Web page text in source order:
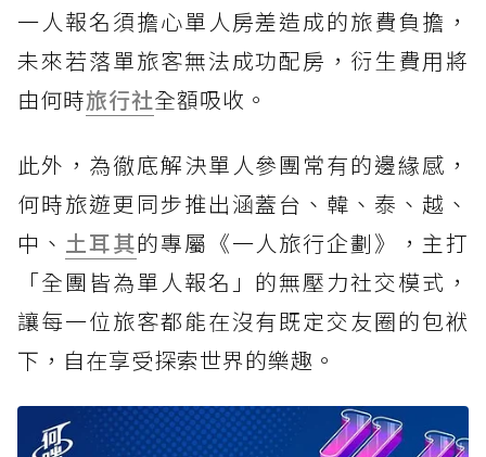
一人報名須擔心單人房差造成的旅費負擔，
未來若落單旅客無法成功配房，衍生費用將
由何時旅行社全額吸收。
此外，為徹底解決單人參團常有的邊緣感，
何時旅遊更同步推出涵蓋台、韓、泰、越、
中、 土耳其的專屬《一人旅行企劃》，主打
「全團皆為單人報名」的無壓力社交模式，
讓每一位旅客都能在沒有既定交友圈的包袱
下，自在享受探索世界的樂趣。